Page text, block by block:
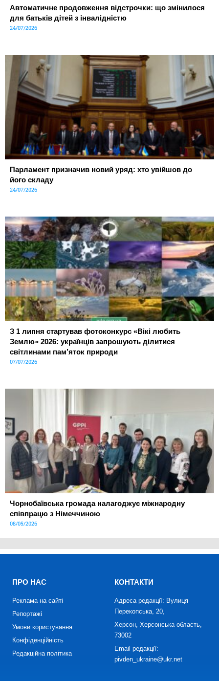
Автоматичне продовження відстрочки: що змінилося
для батьків дітей з інвалідністю
24/07/2026
Парламент призначив новий уряд: хто увійшов до
його складу
24/07/2026
З 1 липня стартував фотоконкурс «Вікі любить
Землю» 2026: українців запрошують ділитися
світлинами пам’яток природи
07/07/2026
Чорнобаївська громада налагоджує міжнародну
співпрацю з Німеччиною
08/05/2026
ПРО НАС
Реклама на сайті
Репортажі
Умови користування
Конфіденційність
Редакційна політика
КОНТАКТИ
Адреса редакції: Вулиця
Перекопська, 20,
Херсон, Херсонська область,
73002
Email редакції:
pivden_ukraine@ukr.net